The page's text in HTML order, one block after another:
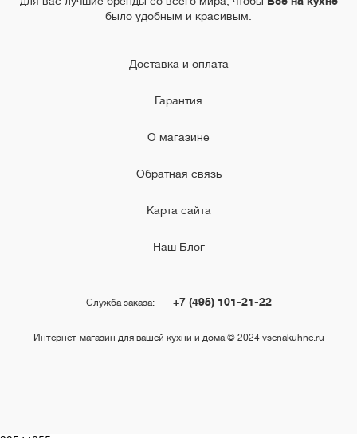
было удобным и красивым.
Доставка и оплата
Гарантия
О магазине
Обратная связь
Карта сайта
Наш Блог
Служба заказа: +7 (495) 101-21-22
Интернет-магазин для вашей кухни и дома © 2024 vsenakuhne.ru